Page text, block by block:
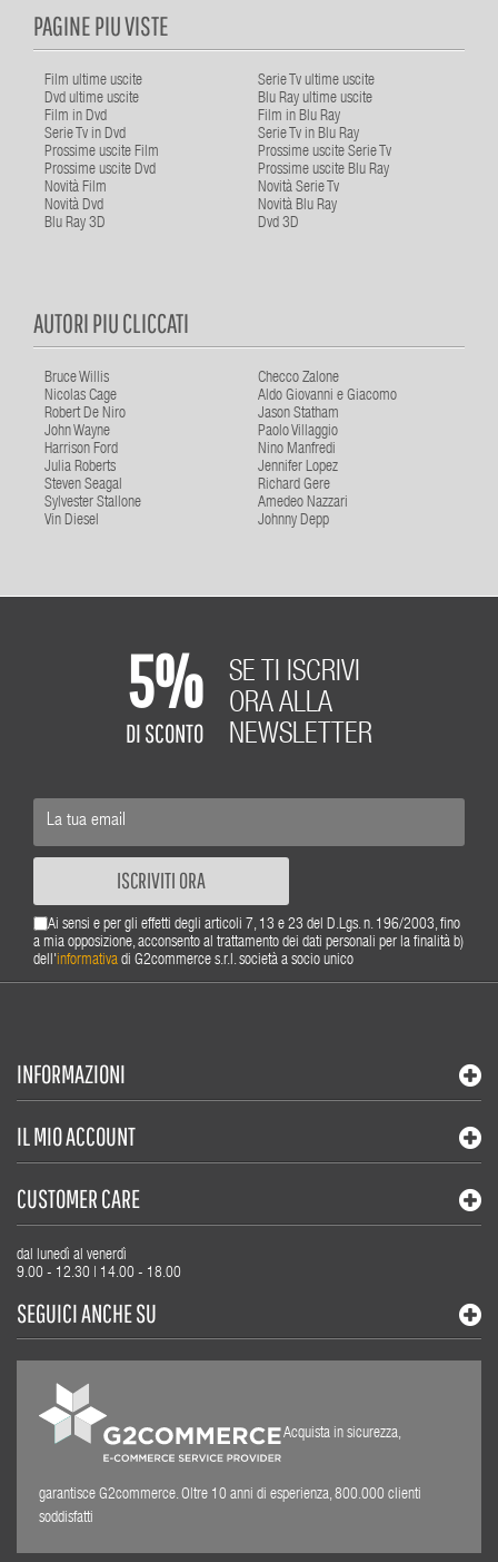
PAGINE PIU VISTE
Film ultime uscite
Serie Tv ultime uscite
Dvd ultime uscite
Blu Ray ultime uscite
Film in Dvd
Film in Blu Ray
Serie Tv in Dvd
Serie Tv in Blu Ray
Prossime uscite Film
Prossime uscite Serie Tv
Prossime uscite Dvd
Prossime uscite Blu Ray
Novità Film
Novità Serie Tv
Novità Dvd
Novità Blu Ray
Blu Ray 3D
Dvd 3D
AUTORI PIU CLICCATI
Bruce Willis
Checco Zalone
Nicolas Cage
Aldo Giovanni e Giacomo
Robert De Niro
Jason Statham
John Wayne
Paolo Villaggio
Harrison Ford
Nino Manfredi
Julia Roberts
Jennifer Lopez
Steven Seagal
Richard Gere
Sylvester Stallone
Amedeo Nazzari
Vin Diesel
Johnny Depp
5%
DI SCONTO
SE TI ISCRIVI
ORA ALLA
NEWSLETTER
ISCRIVITI ORA
Ai sensi e per gli effetti degli articoli 7, 13 e 23 del D.Lgs. n. 196/2003, fino
a mia opposizione, acconsento al trattamento dei dati personali per la finalità b)
dell'informativa di G2commerce s.r.l. società a socio unico
INFORMAZIONI
IL MIO ACCOUNT
CUSTOMER CARE
dal lunedì al venerdì
9.00 - 12.30 | 14.00 - 18.00
SEGUICI ANCHE SU
Acquista in sicurezza,
garantisce G2commerce. Oltre 10 anni di esperienza, 800.000 clienti
soddisfatti